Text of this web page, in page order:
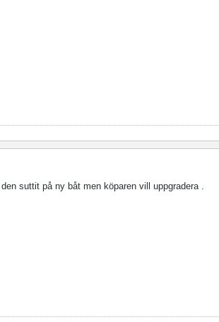
suttit på ny båt men köparen vill uppgradera .